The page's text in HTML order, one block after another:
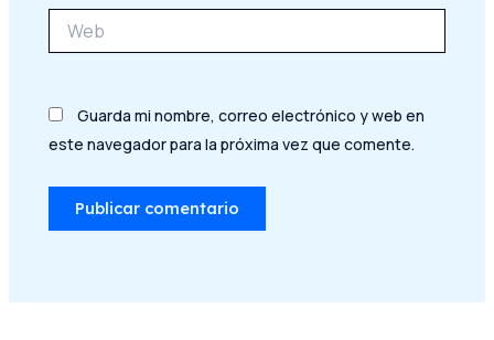
Guarda mi nombre, correo electrónico y web en
este navegador para la próxima vez que comente.